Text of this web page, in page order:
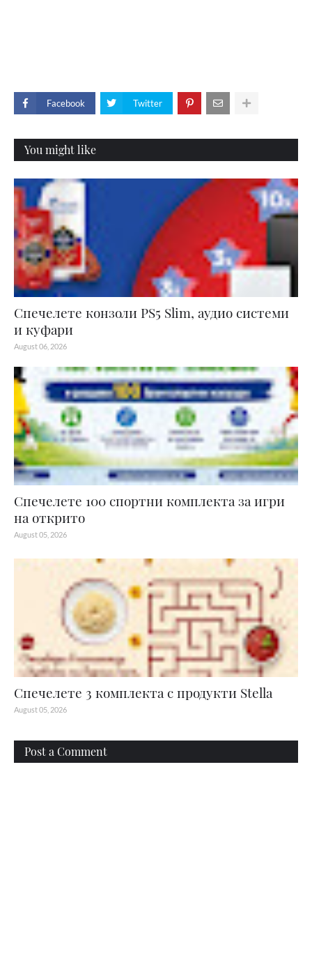
Facebook Twitter
You might like
Спечелете конзоли PS5 Slim, аудио системи
и куфари
August 06, 2026
Спечелете 100 спортни комплекта за игри
на открито
August 05, 2026
Спечелете 3 комплекта с продукти Stella
August 05, 2026
Post a Comment